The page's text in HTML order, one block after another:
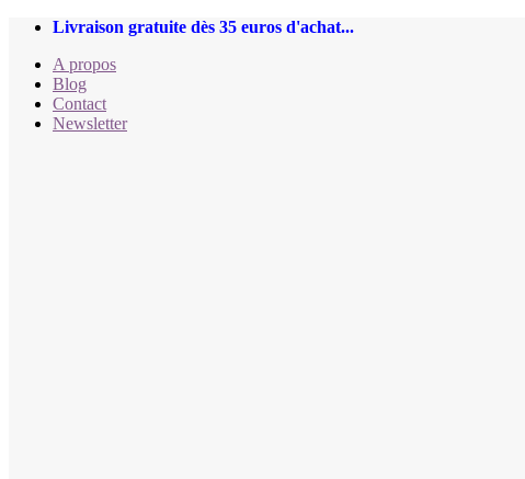
Passer
contenu
Livraison gratuite dès 35 euros d'achat...
A propos
Blog
Contact
Newsletter